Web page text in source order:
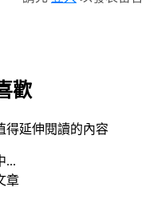
歡
得延伸閱讀的內容
...
章